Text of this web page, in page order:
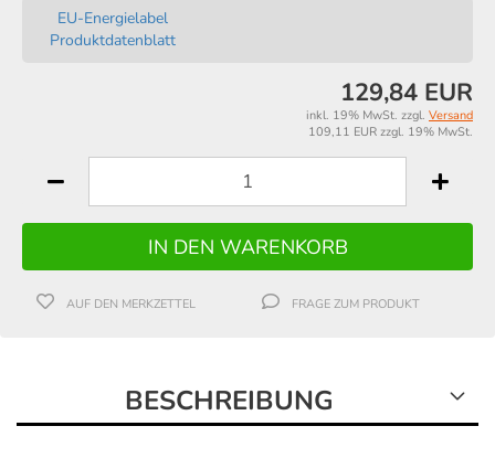
EU-Energielabel
Produktdatenblatt
129,84 EUR
inkl. 19% MwSt. zzgl. Versand
109,11 EUR zzgl. 19% MwSt.
AUF DEN MERKZETTEL FRAGE ZUM PRODUKT
BESCHREIBUNG